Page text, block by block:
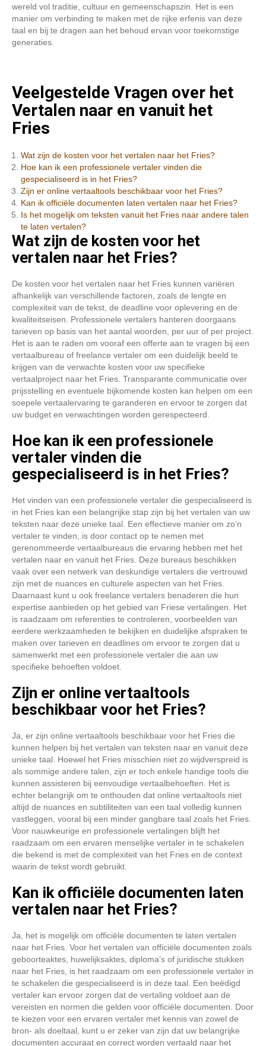
wereld vol traditie, cultuur en gemeenschapszin. Het is een
manier om verbinding te maken met de rijke erfenis van deze
taal en bij te dragen aan het behoud ervan voor toekomstige
generaties.
Veelgestelde Vragen over het
Vertalen naar en vanuit het
Fries
Wat zijn de kosten voor het vertalen naar het Fries?
Hoe kan ik een professionele vertaler vinden die
gespecialiseerd is in het Fries?
Zijn er online vertaaltools beschikbaar voor het Fries?
Kan ik officiële documenten laten vertalen naar het Fries?
Is het mogelijk om teksten vanuit het Fries naar andere talen
te laten vertalen?
Wat zijn de kosten voor het
vertalen naar het Fries?
De kosten voor het vertalen naar het Fries kunnen variëren
afhankelijk van verschillende factoren, zoals de lengte en
complexiteit van de tekst, de deadline voor oplevering en de
kwaliteitseisen. Professionele vertalers hanteren doorgaans
tarieven op basis van het aantal woorden, per uur of per project.
Het is aan te raden om vooraf een offerte aan te vragen bij een
vertaalbureau of freelance vertaler om een duidelijk beeld te
krijgen van de verwachte kosten voor uw specifieke
vertaalproject naar het Fries. Transparante communicatie over
prijsstelling en eventuele bijkomende kosten kan helpen om een
soepele vertaalervaring te garanderen en ervoor te zorgen dat
uw budget en verwachtingen worden gerespecteerd.
Hoe kan ik een professionele
vertaler vinden die
gespecialiseerd is in het Fries?
Het vinden van een professionele vertaler die gespecialiseerd is
in het Fries kan een belangrijke stap zijn bij het vertalen van uw
teksten naar deze unieke taal. Een effectieve manier om zo’n
vertaler te vinden, is door contact op te nemen met
gerenommeerde vertaalbureaus die ervaring hebben met het
vertalen naar en vanuit het Fries. Deze bureaus beschikken
vaak over een netwerk van deskundige vertalers die vertrouwd
zijn met de nuances en culturele aspecten van het Fries.
Daarnaast kunt u ook freelance vertalers benaderen die hun
expertise aanbieden op het gebied van Friese vertalingen. Het
is raadzaam om referenties te controleren, voorbeelden van
eerdere werkzaamheden te bekijken en duidelijke afspraken te
maken over tarieven en deadlines om ervoor te zorgen dat u
samenwerkt met een professionele vertaler die aan uw
specifieke behoeften voldoet.
Zijn er online vertaaltools
beschikbaar voor het Fries?
Ja, er zijn online vertaaltools beschikbaar voor het Fries die
kunnen helpen bij het vertalen van teksten naar en vanuit deze
unieke taal. Hoewel het Fries misschien niet zo wijdverspreid is
als sommige andere talen, zijn er toch enkele handige tools die
kunnen assisteren bij eenvoudige vertaalbehoeften. Het is
echter belangrijk om te onthouden dat online vertaaltools niet
altijd de nuances en subtiliteiten van een taal volledig kunnen
vastleggen, vooral bij een minder gangbare taal zoals het Fries.
Voor nauwkeurige en professionele vertalingen blijft het
raadzaam om een ervaren menselijke vertaler in te schakelen
die bekend is met de complexiteit van het Fries en de context
waarin de tekst wordt gebruikt.
Kan ik officiële documenten laten
vertalen naar het Fries?
Ja, het is mogelijk om officiële documenten te laten vertalen
naar het Fries. Voor het vertalen van officiële documenten zoals
geboorteaktes, huwelijksaktes, diploma’s of juridische stukken
naar het Fries, is het raadzaam om een professionele vertaler in
te schakelen die gespecialiseerd is in deze taal. Een beëdigd
vertaler kan ervoor zorgen dat de vertaling voldoet aan de
vereisten en normen die gelden voor officiële documenten. Door
te kiezen voor een ervaren vertaler met kennis van zowel de
bron- als doeltaal, kunt u er zeker van zijn dat uw belangrijke
documenten accuraat en correct worden vertaald naar het